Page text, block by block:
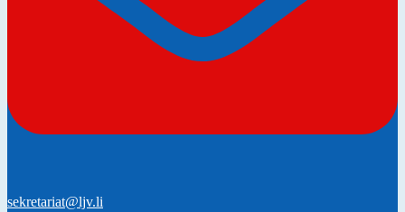
sekretariat@ljv.li